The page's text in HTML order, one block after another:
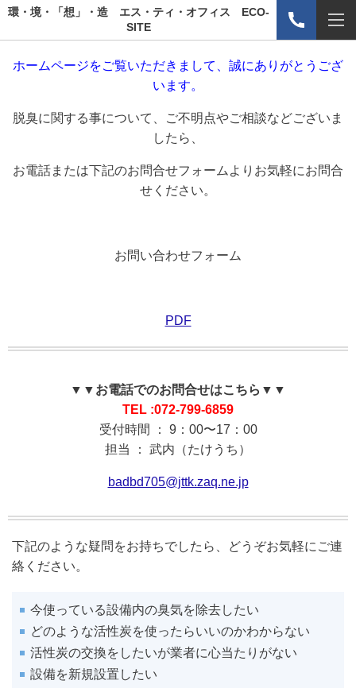
環・境・「想」・造 エス・ティ・オフィス ECO-
SITE
ホームページをご覧いただきまして、誠にありがとうござ
います。
脱臭に関する事について、ご不明点やご相談などございま
したら、
お電話または下記のお問合せフォームよりお気軽にお問合
せください。
お問い合わせフォーム
PDF
▼▼お電話でのお問合せはこちら▼▼
TEL :072-799-6859
受付時間 ： 9：00〜17：00
担当 ： 武内（たけうち）
badbd705@jttk.zaq.ne.jp
下記のような疑問をお持ちでしたら、どうぞお気軽にご連
絡ください。
今使っている設備内の臭気を除去したい
どのような活性炭を使ったらいいのかわからない
活性炭の交換をしたいが業者に心当たりがない
設備を新規設置したい